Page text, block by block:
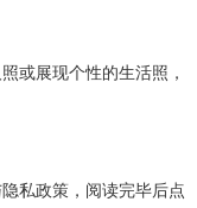
或展现个性的生活照，
私政策，阅读完毕后点